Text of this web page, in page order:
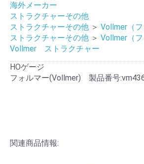
海外メーカー
ストラクチャーその他
ストラクチャーその他 ＞ Vollmer（フ
ストラクチャーその他 ＞ Vollmer（フ
Vollmer ストラクチャー
HOゲージ
フォルマー(Vollmer) 製品番号
関連商品情報: